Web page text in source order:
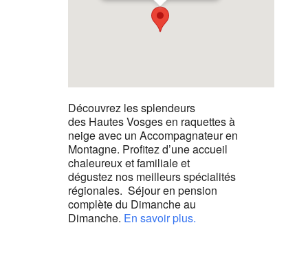
Découvrez les splendeurs
des Hautes Vosges en raquettes à
neige avec un Accompagnateur en
Montagne. Profitez d’une accueil
chaleureux et familiale et
dégustez nos meilleurs spécialités
régionales. Séjour en pension
complète du Dimanche au
Dimanche. En savoir plus.